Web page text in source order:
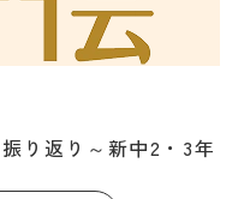
SNS
り返り～新中2・3年